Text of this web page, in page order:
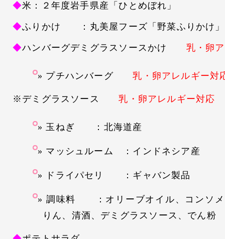
◆米：２年度岩手県産「ひとめぼれ」
◆ふりかけ ：丸美屋フーズ「野菜ふりかけ」
◆ハンバーグデミグラスソースかけ 乳・卵
プチハンバーグ乳・卵アレルギー対
※デミグラスソース 乳・卵アレルギー対応
玉ねぎ ：北海道産
マッシュルーム ：インドネシア産
ドライパセリ ：ギャバン製品
調味料 ：オリーブオイル、コンソメ
りん、清酒、デミグラスソース、でん粉